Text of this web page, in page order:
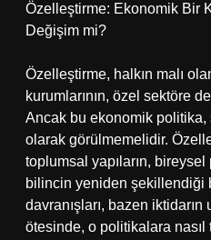
Özelleştirme: Ekonomik Bir
Değişim mi?
Özelleştirme, halkın malı
kurumlarının, özel sektöre
Ancak bu ekonomik
olarak görülmemelidir.
toplumsal yapıların,
bilincin yeniden şekillendiği
davranışları, bazen iktidarın
ötesinde, o politikalara